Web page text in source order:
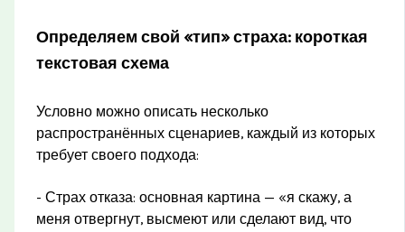
Определяем свой «тип» страха: короткая
текстовая схема
Условно можно описать несколько
распространённых сценариев, каждый из которых
требует своего подхода:
- Страх отказа: основная картина — «я скажу, а
меня отвергнут, высмеют или сделают вид, что